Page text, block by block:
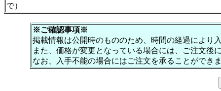
で）
※ご確認事項※
掲載情報は公開時のもののため、時間の経過により
また、価格が変更となっている場合には、ご注文後
なお、入手不能の場合にはご注文を承ることができ